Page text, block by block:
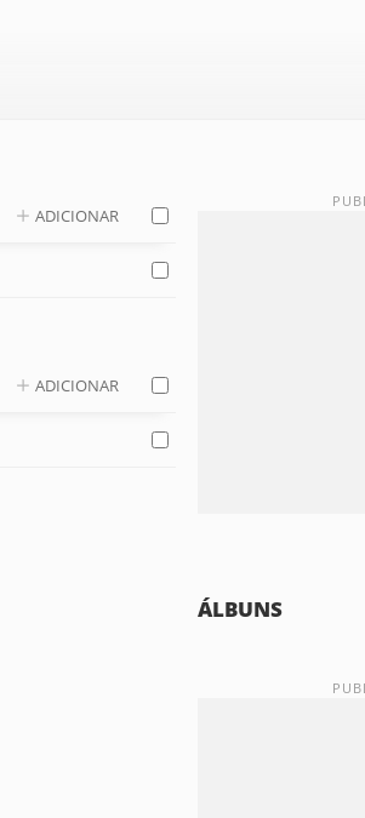
ADICIONAR
ADICIONAR
ÁLBUNS